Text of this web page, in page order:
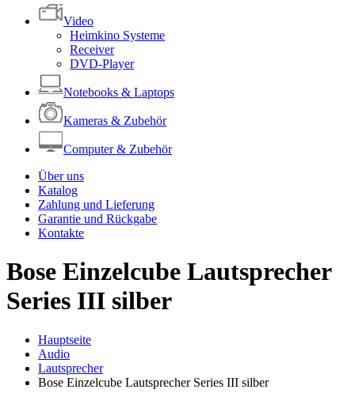
Video
Heimkino Systeme
Receiver
DVD-Player
Notebooks & Laptops
Kameras & Zubehör
Computer & Zubehör
Über uns
Katalog
Zahlung und Lieferung
Garantie und Rückgabe
Kontakte
Bose Einzelcube Lautsprecher
Series III silber
Hauptseite
Audio
Lautsprecher
Bose Einzelcube Lautsprecher Series III silber